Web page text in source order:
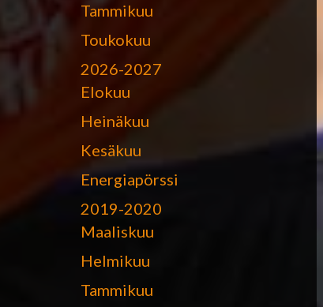
Tammikuu
Toukokuu
2026-2027
Elokuu
Heinäkuu
Kesäkuu
Energiapörssi
2019-2020
Maaliskuu
Helmikuu
Tammikuu